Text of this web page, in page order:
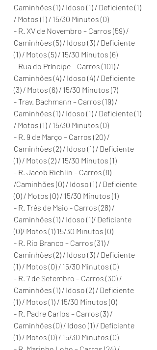
Caminhões (1) / Idoso (1) / Deficiente (1)
/ Motos (1) / 15/30 Minutos (0)
- R. XV de Novembro – Carros (59) /
Caminhões (5) / Idoso (3) / Deficiente
(1) / Motos (5) / 15/30 Minutos (6)
- Rua do Príncipe – Carros (101) /
Caminhões (4) / Idoso (4) / Deficiente
(3) / Motos (6) / 15/30 Minutos (7)
- Trav. Bachmann – Carros (19) /
Caminhões (1) / Idoso (1) / Deficiente (1)
/ Motos (1) / 15/30 Minutos (0)
- R. 9 de Março – Carros (20) /
Caminhões (2) / Idoso (1) / Deficiente
(1) / Motos (2) / 15/30 Minutos (1)
- R. Jacob Richlin – Carros (8)
/Caminhões (0) / Idoso (1) / Deficiente
(0) / Motos (0) / 15/30 Minutos (1)
- R. Três de Maio - Carros (28) /
Caminhões (1) / Idoso (1)/ Deficiente
(0)/ Motos (1) 15/30 Minutos (0)
- R. Rio Branco – Carros (31) /
Caminhões (2) / Idoso (3) / Deficiente
(1) / Motos (0) / 15/30 Minutos (0)
- R. 7 de Setembro – Carros (30) /
Caminhões (1) / Idoso (2) / Deficiente
(1) / Motos (1) / 15/30 Minutos (0)
- R. Padre Carlos – Carros (3) /
Caminhões (0) / Idoso (1) / Deficiente
(1) / Motos (0) / 15/30 Minutos (0)